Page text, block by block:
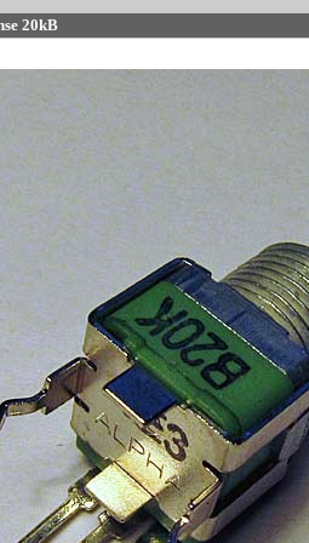
20kB